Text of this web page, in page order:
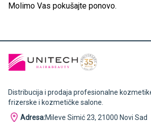
Molimo Vas pokušajte ponovo.
Distribucija i prodaja profesionalne
frizerske i kozmetičke salone.
Adresa:Mileve Simić 23, 21000 Novi Sad